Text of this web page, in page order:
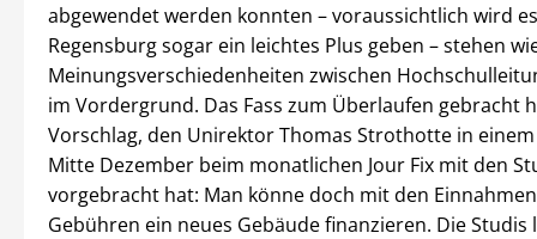
abgewendet werden konnten – voraussichtlich wird
Regensburg sogar ein leichtes Plus geben – stehen
Meinungsverschiedenheiten zwischen
im Vordergrund. Das Fass zum Überlaufen gebracht
Vorschlag, den Unirektor Thomas Strothotte in
Mitte Dezember beim monatlichen Jour Fix mit den
vorgebracht hat: Man könne doch mit den
Gebühren ein neues Gebäude finanzieren. Die Studis